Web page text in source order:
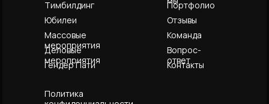
Массовые
мероприятия
Команда
Тимбилдинг Портфолио
Деловые
мероприятия
Вопрос-
ответ
Юбилеи Отзывы
Гендер Пати Контакты
Политика